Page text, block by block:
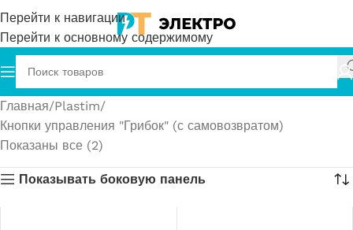
Перейти к навигации
Перейти к основному содержимому
Главная Plastim
Кнопки управления "Грибок" (с самовозвратом)
Показаны все (2)
Показывать боковую панель